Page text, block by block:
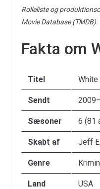
Rolleliste og
Movie Database (TMDB).
Fakta om
Titel White
Sendt
Sæsoner 6 (81
Skabt af Jeff
Genre
Land USA